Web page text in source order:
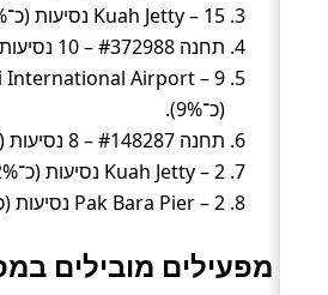
Kuah Jetty – 15 נסיעות (כ־15%).
תחנה #372988 – 10 נסיעות (כ־10%).
(כ־9%).
תחנה #148287 – 8 נסיעות (כ־8%).
Kuah Jetty – 2 נסיעות (כ־2%).
Pak Bara Pier – 2 נסיעות (כ־2%).
מפעילים מובילים